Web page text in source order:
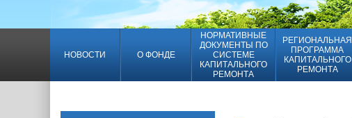
НОВОСТИ О ФОНДЕ
НОРМАТИВНЫЕ
ДОКУМЕНТЫ ПО
СИСТЕМЕ
КАПИТАЛЬНОГО
РЕМОНТА
РЕГИОНАЛЬНАЯ
ПРОГРАММА
КАПИТАЛЬНОГО
РЕМОНТА